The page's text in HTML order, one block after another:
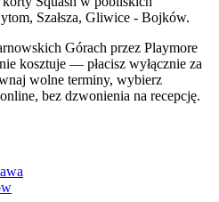
Szałsza, Gliwice - Bojków.
Górach przez Playmore
kosztuje — płacisz wyłącznie za
wolne terminy, wybierz
bez dzwonienia na recepcję.